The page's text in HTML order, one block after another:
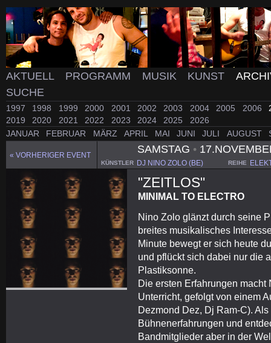
AKTUELL PROGRAMM MUSIK KUNST
SUCHE
1997 1998 1999 2000 2001 2002 2003 2004 2005 2006
2019
2020 2021 2022 2023 2024 2025
2026
JANUAR
FEBRUAR MÄRZ APRIL MAI JUNI JULI AUGUST
« VORHERIGER EVENT
SAMSTAG •
KÜNSTLER DJ NINO ZOLO (BE) REIHE
"ZEITLOS"
MINIMAL TO ELECTRO
Nino Zolo glänzt durch seine
breites musikalisches
Minute bewegt er sich heute
und pflückt sich dabei nur die
Plastiksonne.
Die ersten Erfahrungen
Unterricht, gefolgt von einem
Dezmond Dez, Dj Ram-C).
Bühnenerfahrungen und
Bandmitglieder aber in der